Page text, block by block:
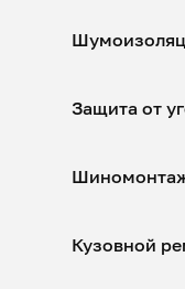
Защита от
Кузовной